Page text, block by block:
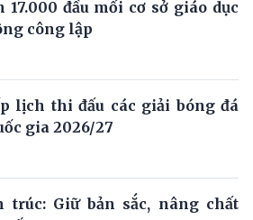
đầu mối cơ sở giáo dục
công lập
lịch thi đấu các giải bóng đá
gia 2026/27
trúc: Giữ bản sắc, nâng chất